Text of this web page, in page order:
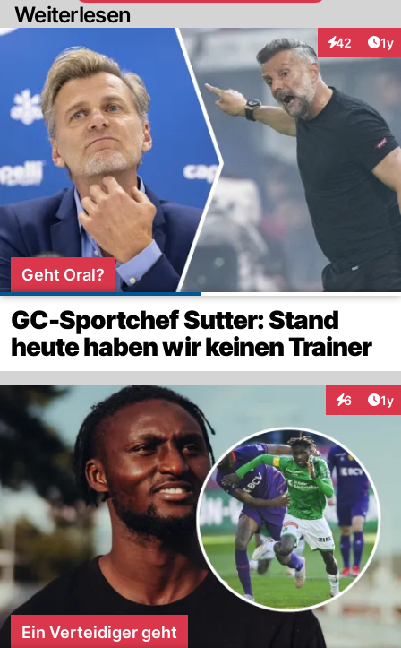
Weiterlesen
42 1y
Geht Oral?
GC-Sportchef Sutter: Stand
heute haben wir keinen Trainer
6 1y
Ein Verteidiger geht